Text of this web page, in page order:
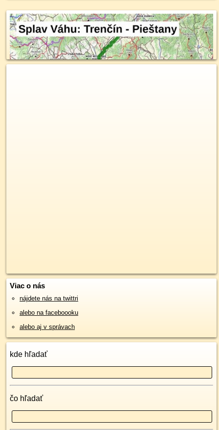
Viac o nás
nájdete nás na twittri
alebo na faceboooku
alebo aj v správach
kde hľadať
čo hľadať